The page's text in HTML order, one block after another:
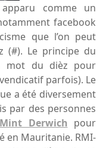
comme un
facebook
que l’on peut
(#). Le principe du
mot du dièz pour
parfois). Le
a été diversement
par des personnes
Derwich pour
en Mauritanie. RMI-